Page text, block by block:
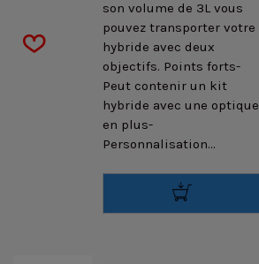
son volume de 3L vous
pouvez transporter votre
hybride avec deux
objectifs. Points forts-
Peut contenir un kit
hybride avec une optique
en plus-
Personnalisation...